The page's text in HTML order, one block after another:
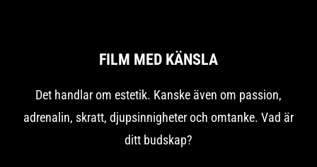
FILM MED KÄNSLA
Det handlar om estetik. Kanske även om passion,
adrenalin, skratt, djupsinnigheter och omtanke. Vad är
ditt budskap?